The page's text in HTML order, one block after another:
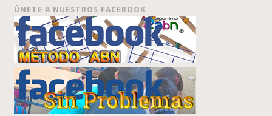
ÚNETE A NUESTROS FACEBOOK